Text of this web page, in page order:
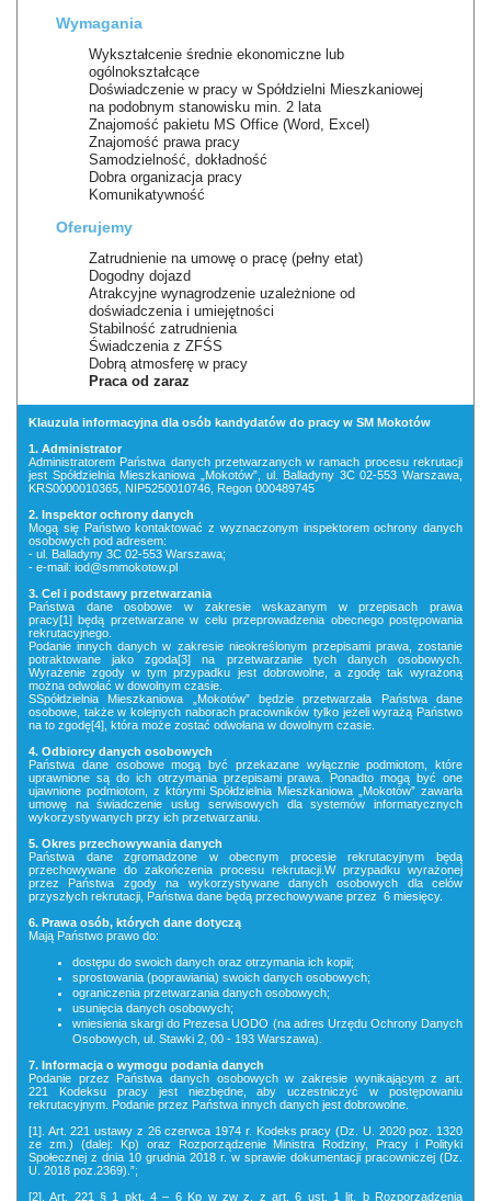
Wymagania
Wykształcenie średnie ekonomiczne lub
ogólnokształcące
Doświadczenie w pracy w Spółdzielni Mieszkaniowej
na podobnym stanowisku min. 2 lata
Znajomość pakietu MS Office (Word, Excel)
Znajomość prawa pracy
Samodzielność, dokładność
Dobra organizacja pracy
Komunikatywność
Oferujemy
Zatrudnienie na umowę o pracę (pełny etat)
Dogodny dojazd
Atrakcyjne wynagrodzenie uzależnione od
doświadczenia i umiejętności
Stabilność zatrudnienia
Świadczenia z ZFŚS
Dobrą atmosferę w pracy
Praca od zaraz
Klauzula informacyjna dla osób kandydatów do pracy w SM Mokotów
1. Administrator
Administratorem Państwa danych przetwarzanych w ramach procesu rekrutacji
jest Spółdzielnia Mieszkaniowa „Mokotów”, ul. Balladyny 3C 02-553 Warszawa,
KRS0000010365, NIP5250010746, Regon 000489745
2. Inspektor ochrony danych
Mogą się Państwo kontaktować z wyznaczonym inspektorem ochrony danych
osobowych pod adresem:
- ul. Balladyny 3C 02-553 Warszawa;
- e-mail: iod@smmokotow.pl
3. Cel i podstawy przetwarzania
Państwa dane osobowe w zakresie wskazanym w przepisach prawa
pracy[1] będą przetwarzane w celu przeprowadzenia obecnego postępowania
rekrutacyjnego.
Podanie innych danych w zakresie nieokreślonym przepisami prawa, zostanie
potraktowane jako zgoda[3] na przetwarzanie tych danych osobowych.
Wyrażenie zgody w tym przypadku jest dobrowolne, a zgodę tak wyrażoną
można odwołać w dowolnym czasie.
SSpółdzielnia Mieszkaniowa „Mokotów” będzie przetwarzała Państwa dane
osobowe, także w kolejnych naborach pracowników tylko jeżeli wyrażą Państwo
na to zgodę[4], która może zostać odwołana w dowolnym czasie.
4. Odbiorcy danych osobowych
Państwa dane osobowe mogą być przekazane wyłącznie podmiotom, które
uprawnione są do ich otrzymania przepisami prawa. Ponadto mogą być one
ujawnione podmiotom, z którymi Spółdzielnia Mieszkaniowa „Mokotów” zawarła
umowę na świadczenie usług serwisowych dla systemów informatycznych
wykorzystywanych przy ich przetwarzaniu.
5. Okres przechowywania danych
Państwa dane zgromadzone w obecnym procesie rekrutacyjnym będą
przechowywane do zakończenia procesu rekrutacji.W przypadku wyrażonej
przez Państwa zgody na wykorzystywane danych osobowych dla celów
przyszłych rekrutacji, Państwa dane będą przechowywane przez 6 miesięcy.
6. Prawa osób, których dane dotyczą
Mają Państwo prawo do:
dostępu do swoich danych oraz otrzymania ich kopii;
sprostowania (poprawiania) swoich danych osobowych;
ograniczenia przetwarzania danych osobowych;
usunięcia danych osobowych;
wniesienia skargi do Prezesa UODO (na adres Urzędu Ochrony Danych
Osobowych, ul. Stawki 2, 00 - 193 Warszawa).
7. Informacja o wymogu podania danych
Podanie przez Państwa danych osobowych w zakresie wynikającym z art.
221 Kodeksu pracy jest niezbędne, aby uczestniczyć w postępowaniu
rekrutacyjnym. Podanie przez Państwa innych danych jest dobrowolne.
[1]. Art. 221 ustawy z 26 czerwca 1974 r. Kodeks pracy (Dz. U. 2020 poz. 1320
ze zm.) (dalej: Kp) oraz Rozporządzenie Ministra Rodziny, Pracy i Polityki
Społecznej z dnia 10 grudnia 2018 r. w sprawie dokumentacji pracowniczej (Dz.
U. 2018 poz.2369).”;
[2]. Art. 221 § 1 pkt. 4 – 6 Kp w zw z. z art. 6 ust. 1 lit. b Rozporządzenia